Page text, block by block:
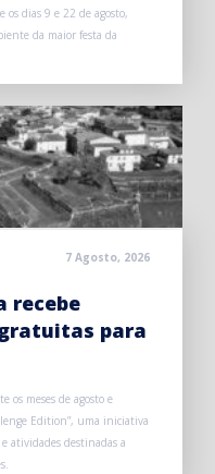
os dias 9 e 22 de agosto,
da maior festa da
7 Agosto, 2026
recebe
para
os meses de agosto e
Edition”, uma iniciativa
atividades destinadas a